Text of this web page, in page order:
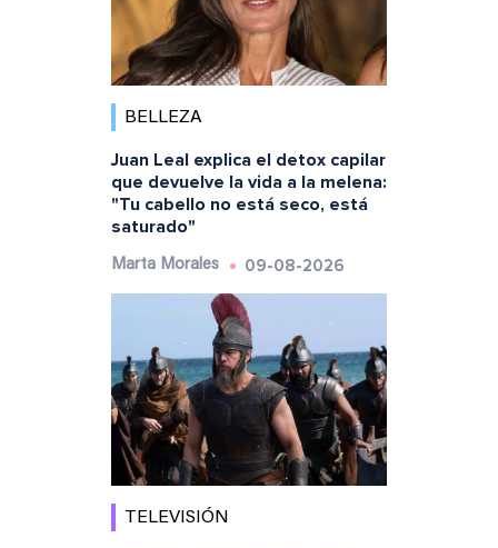
BELLEZA
Juan Leal explica el detox capilar
que devuelve la vida a la melena:
"Tu cabello no está seco, está
saturado"
Marta Morales 09-08-2026
TELEVISIÓN